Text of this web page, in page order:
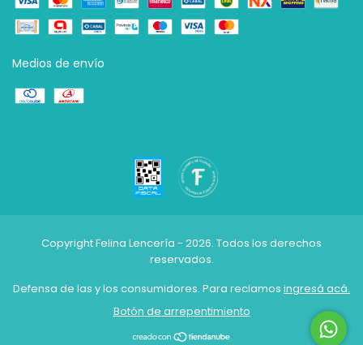
Medios de envío
Copyright Felina Lencería - 2026. Todos los derechos
reservados.
Defensa de las y los consumidores. Para reclamos ingresá acá.
Botón de arrepentimiento